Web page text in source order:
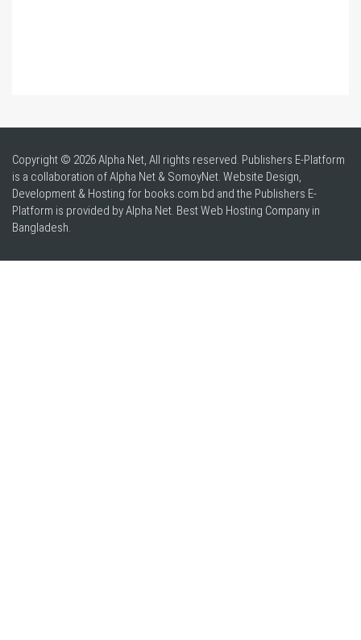
Copyright © 2026 Alpha Net, All rights reserved. Publishers E-Platform
is a collaboration of Alpha Net & SomoyNet. Website Design,
Development & Hosting for books.com.bd and the Publishers E-
Platform is provided by Alpha Net. BestWeb Hosting Company in
Bangladesh.